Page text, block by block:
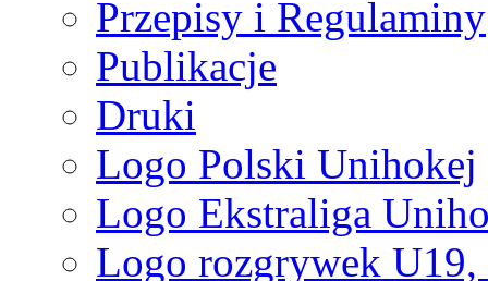
Przepisy i Regulaminy
Publikacje
Druki
Logo Polski Unihokej
Logo Ekstraliga
Logo rozgrywek